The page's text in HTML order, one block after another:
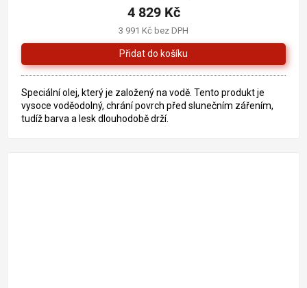
3 991 Kč bez DPH
4 829 Kč
Speciální olej, který je založený na vodě. Tento produkt je
vysoce voděodolný, chrání povrch před slunečním zářením,
tudíž barva a lesk dlouhodobě drží.